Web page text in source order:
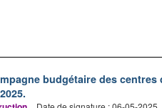
budgétaire des centres